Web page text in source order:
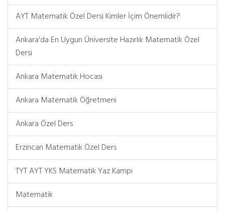
AYT Matematik Özel Dersi Kimler İçim Önemlidir?
Ankara'da En Uygun Üniversite Hazırlık Matematik Özel
Dersi
Ankara Matematik Hocası
Ankara Matematik Öğretmeni
Ankara Özel Ders
Erzincan Matematik Özel Ders
TYT AYT YKS Matematik Yaz Kampı
Matematik